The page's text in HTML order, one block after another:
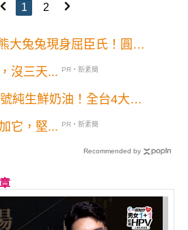
1 2
大兔兔現身屈臣氏！圓形
沒三天...
PR・新素簡
純生鮮奶油！全台4大人
它，堅...
PR・新素簡
Recommended by